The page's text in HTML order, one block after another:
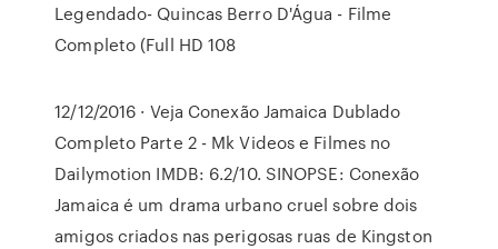
Legendado- Quincas Berro D'Água - Filme
Completo (Full HD 108
12/12/2016 · Veja Conexão Jamaica Dublado
Completo Parte 2 - Mk Videos e Filmes no
Dailymotion IMDB: 6.2/10. SINOPSE: Conexão
Jamaica é um drama urbano cruel sobre dois
amigos criados nas perigosas ruas de Kingston